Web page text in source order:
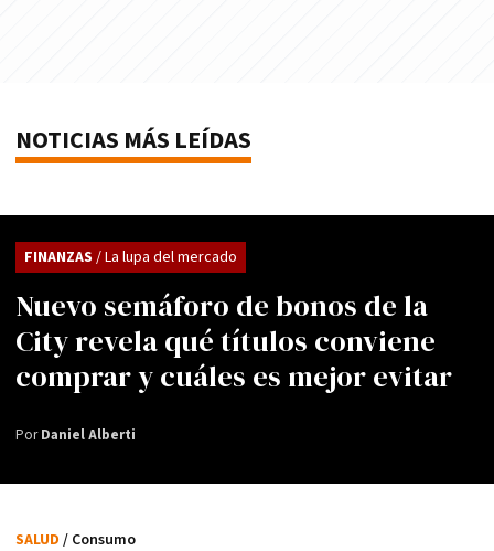
NOTICIAS MÁS LEÍDAS
Nuevo semáforo de bonos de la
City revela qué títulos conviene
comprar y cuáles es mejor evitar
FINANZAS / La lupa del mercado
PorDaniel Alberti
SALUD / Consumo